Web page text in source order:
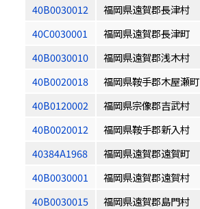
40B0030012
福岡県遠賀郡長津村
40C0030001
福岡県遠賀郡長津町
40B0030010
福岡県遠賀郡浅木村
40B0020018
福岡県鞍手郡木屋瀬町
40B0120002
福岡県宗像郡吉武村
40B0020012
福岡県鞍手郡新入村
40384A1968
福岡県遠賀郡遠賀町
40B0030001
福岡県遠賀郡遠賀村
40B0030015
福岡県遠賀郡島門村